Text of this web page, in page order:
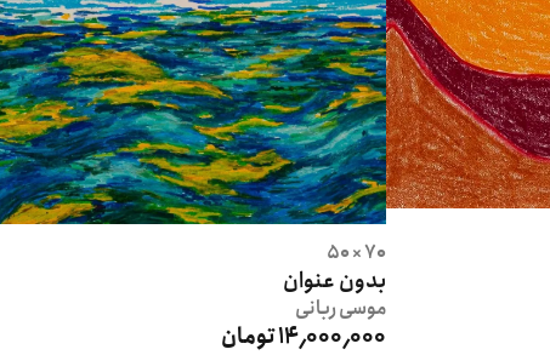
70 × 50
بدون عنوان
موسیربانی
14٬000٬000 تومان